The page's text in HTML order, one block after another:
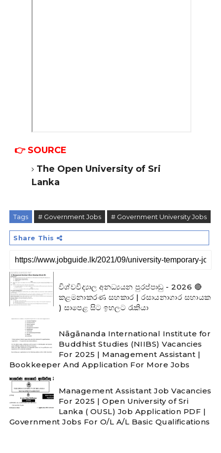
👉 SOURCE
The Open University of Sri
Lanka
Tags # Government Jobs # Government University Jobs
Share This
විශ්වවිද්‍යාල අනධ්‍යයන පුරප්පාඩු - 2026 🔴
කළමනාකරණ සහකාර | රසායනාගාර සහායක
) සාපෙළ සිට ඉහලට රැකියා
Nāgānanda International Institute for
Buddhist Studies (NIIBS) Vacancies
For 2025 | Management Assistant |
Bookkeeper And Application For More Jobs
Management Assistant Job Vacancies
For 2025 | Open University of Sri
Lanka ( OUSL) Job Application PDF |
Government Jobs For O/L A/L Basic Qualifications